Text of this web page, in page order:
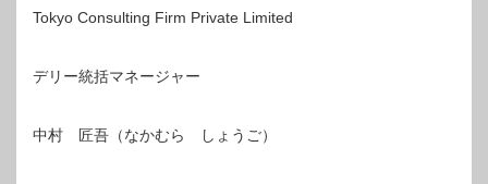
Tokyo Consulting Firm Private Limited
デリー統括マネージャー
中村 匠吾（なかむら しょうご）